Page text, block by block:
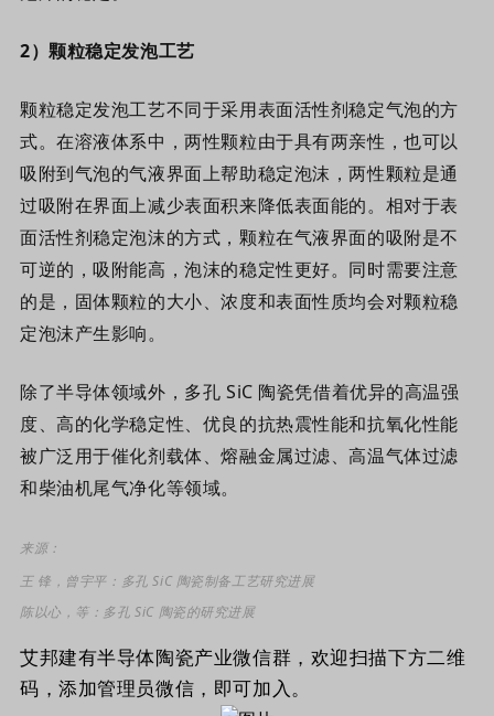
2）颗粒稳定发泡工艺
颗粒稳定发泡工艺不同于采用表面活性剂稳定气泡的方
式。在溶液体系中，两性颗粒由于具有两亲性，也可以
吸附到气泡的气液界面上帮助稳定泡沫，两性颗粒是通
过吸附在界面上减少表面积来降低表面能的。相对于表
面活性剂稳定泡沫的方式，颗粒在气液界面的吸附是不
可逆的，吸附能高，泡沫的稳定性更好。同时需要注意
的是，固体颗粒的大小、浓度和表面性质均会对颗粒稳
定泡沫产生影响。
除了半导体领域外，多孔 SiC 陶瓷凭借着优异的高温强
度、高的化学稳定性、优良的抗热震性能和抗氧化性能
被广泛用于催化剂载体、熔融金属过滤、高温气体过滤
和柴油机尾气净化等领域。
来源：
王 锋，曾宇平： 多孔 SiC 陶瓷制备工艺研究进展
陈以心，等：多孔 SiC 陶瓷的研究进展
艾邦建有半导体陶瓷产业微信群，欢迎扫描下方二维
码，添加管理员微信，即可加入。